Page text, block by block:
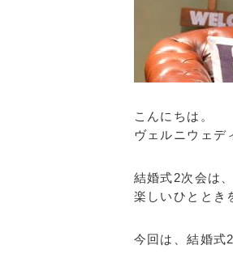
こんにちは。
ヴェルニウェデ
結婚式2次会は
楽しいひととき
今回は、結婚式